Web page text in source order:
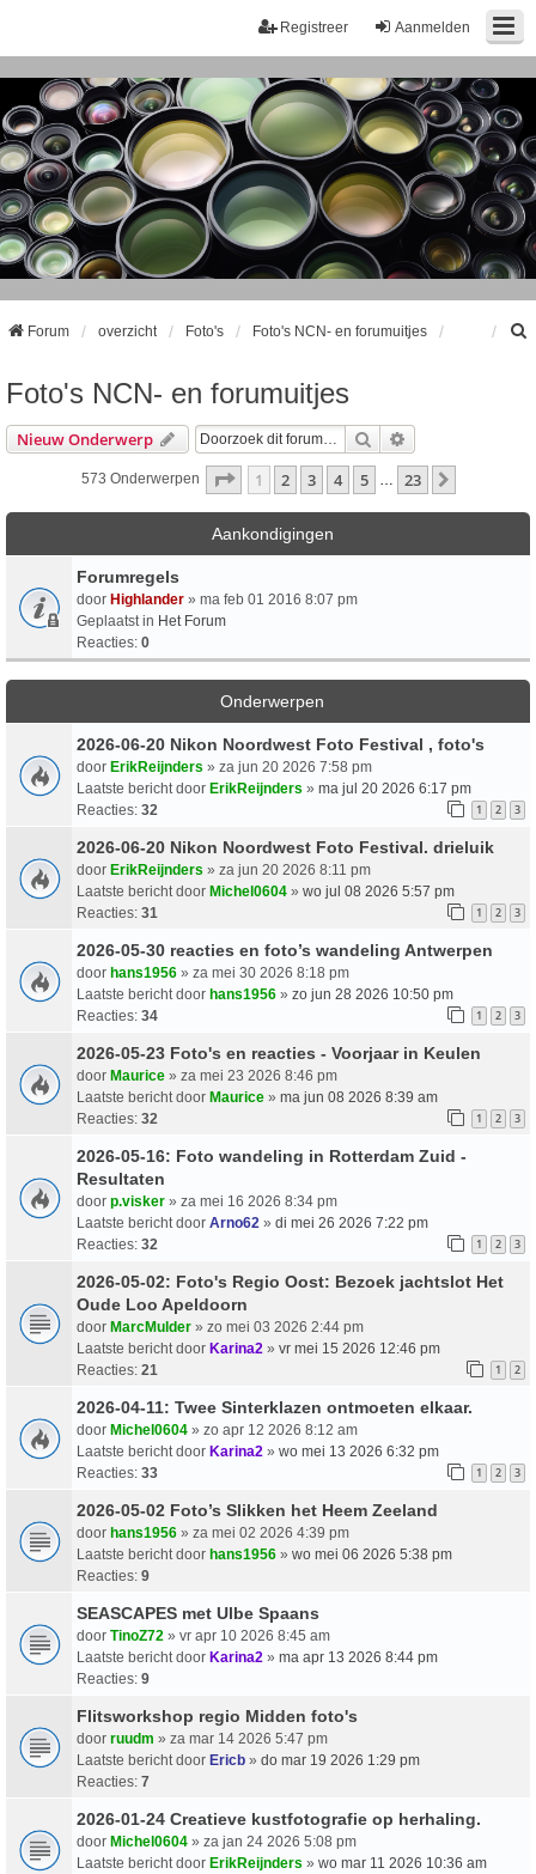
Aanmelden
Registreer
Forum overzicht Foto's Foto's NCN- en forumuitjes
Foto's NCN- en forumuitjes
Nieuw Onderwerp Zoek
573 Onderwerpen Pagina Van23
1 2 3 4 5 23
Aankondigingen
Forumregels
door Highlander » ma feb 01 2016 8:07 pm
Geplaatst in Het Forum
Reacties: 0
Onderwerpen
2026-06-20 Nikon Noordwest Foto Festival , foto's
door ErikReijnders » za jun 20 2026 7:58 pm
Laatste bericht door ErikReijnders » ma jul 20 2026 6:17 pm
Reacties: 32 1 2 3
2026-06-20 Nikon Noordwest Foto Festival. drieluik
door ErikReijnders » za jun 20 2026 8:11 pm
Laatste bericht door Michel0604 » wo jul 08 2026 5:57 pm
Reacties: 31 1 2 3
2026-05-30 reacties en foto’s wandeling Antwerpen
door hans1956 » za mei 30 2026 8:18 pm
Laatste bericht door hans1956 » zo jun 28 2026 10:50 pm
Reacties: 34 1 2 3
2026-05-23 Foto's en reacties - Voorjaar in Keulen
door Maurice » za mei 23 2026 8:46 pm
Laatste bericht door Maurice » ma jun 08 2026 8:39 am
Reacties: 32 1 2 3
2026-05-16: Foto wandeling in Rotterdam Zuid -
Resultaten
door p.visker » za mei 16 2026 8:34 pm
Laatste bericht door Arno62 » di mei 26 2026 7:22 pm
Reacties: 32 1 2 3
2026-05-02: Foto's Regio Oost: Bezoek jachtslot Het
Oude Loo Apeldoorn
door MarcMulder » zo mei 03 2026 2:44 pm
Laatste bericht door Karina2 » vr mei 15 2026 12:46 pm
Reacties: 21 1 2
2026-04-11: Twee Sinterklazen ontmoeten elkaar.
door Michel0604 » zo apr 12 2026 8:12 am
Laatste bericht door Karina2 » wo mei 13 2026 6:32 pm
Reacties: 33 1 2 3
2026-05-02 Foto’s Slikken het Heem Zeeland
door hans1956 » za mei 02 2026 4:39 pm
Laatste bericht door hans1956 » wo mei 06 2026 5:38 pm
Reacties: 9
SEASCAPES met Ulbe Spaans
door TinoZ72 » vr apr 10 2026 8:45 am
Laatste bericht door Karina2 » ma apr 13 2026 8:44 pm
Reacties: 9
Flitsworkshop regio Midden foto's
door ruudm » za mar 14 2026 5:47 pm
Laatste bericht door Ericb » do mar 19 2026 1:29 pm
Reacties: 7
2026-01-24 Creatieve kustfotografie op herhaling.
door Michel0604 » za jan 24 2026 5:08 pm
Laatste bericht door ErikReijnders » wo mar 11 2026 10:36 am